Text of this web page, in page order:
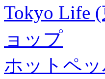
Tokyo Life
ョップ
ホットペ